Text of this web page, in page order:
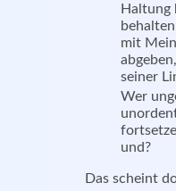
Haltung
mit
seiner
Wer
und?
Das scheint